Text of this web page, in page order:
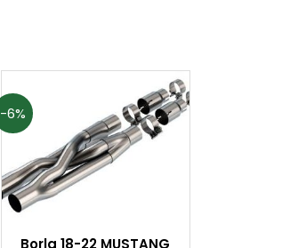
-6%
Borla 18-22 MUSTANG